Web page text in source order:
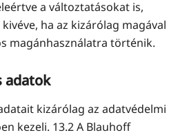
a változtatásokat is,
ha az kizárólag magával
magánhasználatra történik.
adatok
kizárólag az adatvédelmi
kezeli. 13.2 A Blauhoff